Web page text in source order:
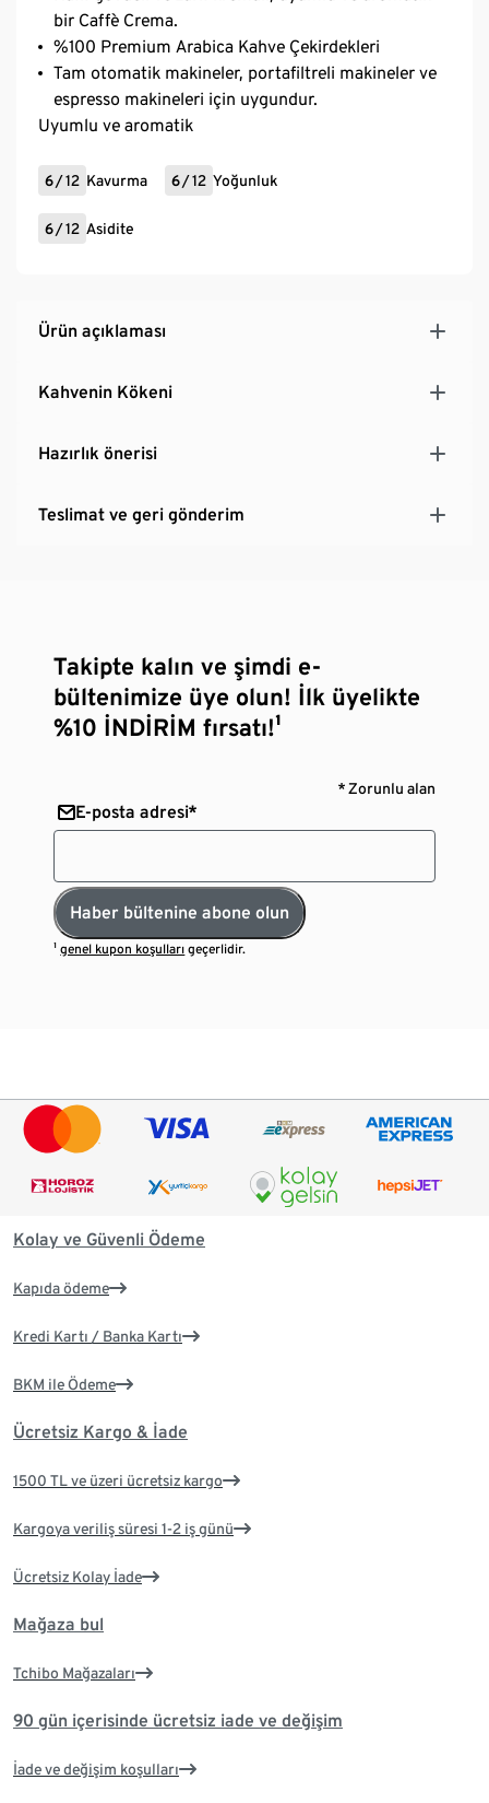
bir Caffè Crema.
%100 Premium Arabica Kahve Çekirdekleri
Tam otomatik makineler, portafiltreli makineler ve
espresso makineleri için uygundur.
Uyumlu ve aromatik
6/12 Kavurma 6/12 Yoğunluk
6/12 Asidite
Ürün açıklaması
Kahvenin Kökeni
Hazırlık önerisi
Teslimat ve geri gönderim
Takipte kalın ve şimdi e-
bültenimize üye olun! İlk üyelikte
%10 İNDİRİM fırsatı!¹
* Zorunlu alan
E-posta adresi*
Haber bültenine abone olun
¹genel kupon koşulları geçerlidir.
Kolay ve Güvenli Ödeme
Kapıda ödeme
Kredi Kartı / Banka Kartı
BKM ile Ödeme
Ücretsiz Kargo & İade
1500 TL ve üzeri ücretsiz kargo
Kargoya veriliş süresi 1-2 iş günü
Ücretsiz Kolay İade
Mağaza bul
Tchibo Mağazaları
90 gün içerisinde ücretsiz iade ve değişim
İade ve değişim koşulları